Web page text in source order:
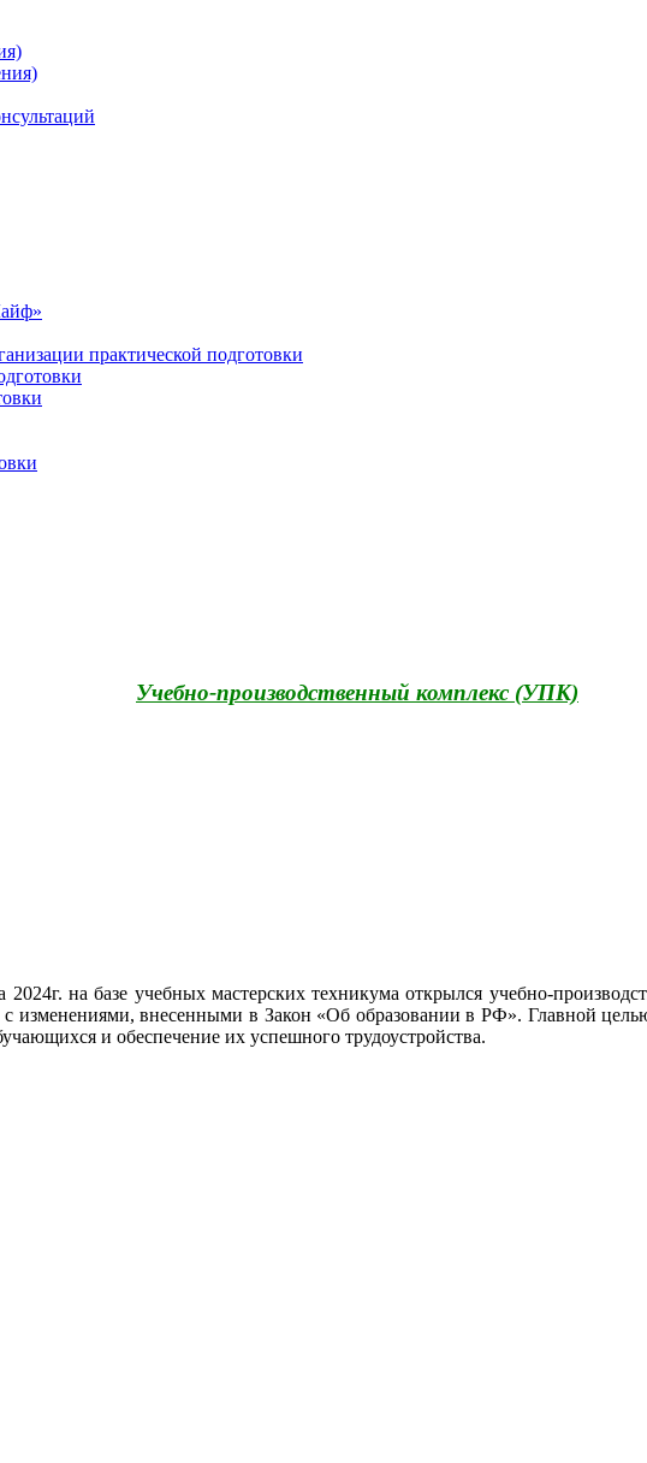
практической подготовки
Учебно-производственный комплекс (УПК)
2024г. на базе учебных мастерских техникума открылся учебно-
изменениями, внесенными в Закон «Об образовании в РФ». Главной
и обеспечение их успешного трудоустройства.